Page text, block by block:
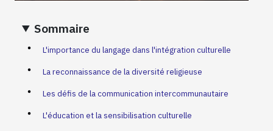
Sommaire
L'importance du langage dans l'intégration culturelle
La reconnaissance de la diversité religieuse
Les défis de la communication intercommunautaire
L'éducation et la sensibilisation culturelle